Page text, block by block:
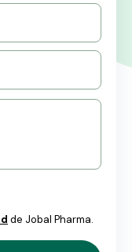
de Jobal Pharma.